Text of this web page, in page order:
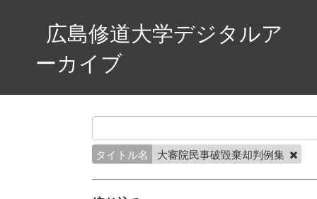
広島修道大学デジタルア
ーカイブ
タイトル名 大審院民事破毀棄却判例集